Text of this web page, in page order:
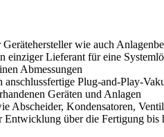
wie auch
einziger Lieferant für eine
Abmessungen
Plug-and-Play-
Geräten und Anlagen
Kondensatoren,
über die Fertigung